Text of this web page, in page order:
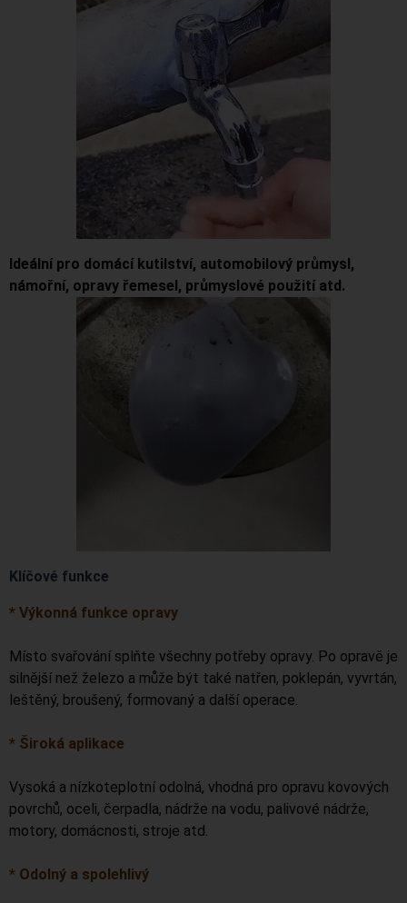
Ideální pro domácí kutilství, automobilový průmysl,
námořní, opravy řemesel, průmyslové použití atd.
Klíčové funkce
* Výkonná funkce opravy
Místo svařování splňte všechny potřeby opravy. Po opravě je
silnější než železo a může být také natřen, poklepán, vyvrtán,
leštěný, broušený, formovaný a další operace.
* Široká aplikace
Vysoká a nízkoteplotní odolná, vhodná pro opravu kovových
povrchů, oceli, čerpadla, nádrže na vodu, palivové nádrže,
motory, domácnosti, stroje atd.
* Odolný a spolehlivý